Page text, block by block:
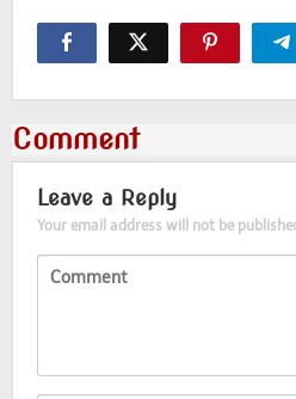
Comment
Leave a Reply
Your email address will not be